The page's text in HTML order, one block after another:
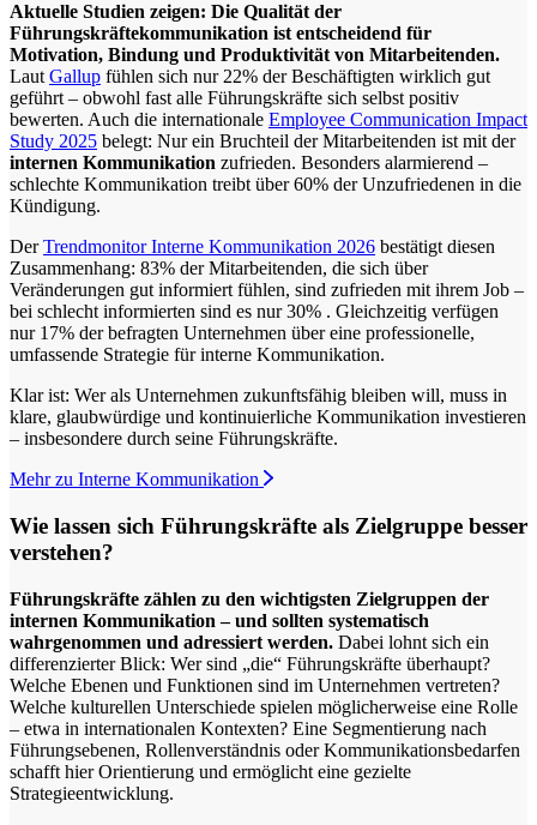
Aktuelle Studien zeigen: Die Qualität der
Führungskräftekommunikation ist entscheidend für
Motivation, Bindung und Produktivität von Mitarbeitenden.
Laut Gallup fühlen sich nur 22% der Beschäftigten wirklich gut
geführt – obwohl fast alle Führungskräfte sich selbst positiv
bewerten. Auch die internationale Employee Communication Impact
Study 2025 belegt: Nur ein Bruchteil der Mitarbeitenden ist mit der
internen Kommunikation zufrieden. Besonders alarmierend –
schlechte Kommunikation treibt über 60% der Unzufriedenen in die
Kündigung.
DerTrendmonitor Interne Kommunikation 2026 bestätigt diesen
Zusammenhang: 83% der Mitarbeitenden, die sich über
Veränderungen gut informiert fühlen, sind zufrieden mit ihrem Job –
bei schlecht informierten sind es nur 30% . Gleichzeitig verfügen
nur 17% der befragten Unternehmen über eine professionelle,
umfassende Strategie für interne Kommunikation.
Klar ist: Wer als Unternehmen zukunftsfähig bleiben will, muss in
klare, glaubwürdige und kontinuierliche Kommunikation investieren
– insbesondere durch seine Führungskräfte.
Mehr zu Interne Kommunikation
Wie lassen sich Führungskräfte als Zielgruppe besser
verstehen?
Führungskräfte zählen zu den wichtigsten Zielgruppen der
internen Kommunikation – und sollten systematisch
wahrgenommen und adressiert werden. Dabei lohnt sich ein
differenzierter Blick: Wer sind „die“ Führungskräfte überhaupt?
Welche Ebenen und Funktionen sind im Unternehmen vertreten?
Welche kulturellen Unterschiede spielen möglicherweise eine Rolle
– etwa in internationalen Kontexten? Eine Segmentierung nach
Führungsebenen, Rollenverständnis oder Kommunikationsbedarfen
schafft hier Orientierung und ermöglicht eine gezielte
Strategieentwicklung.